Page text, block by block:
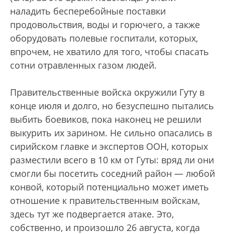
наладить бесперебойные поставки
продовольствия, воды и горючего, а также
оборудовать полевые госпитали, которых,
впрочем, не хватило для того, чтобы спасать
сотни отравленных газом людей.
Правительственные войска окружили Гуту в
конце июля и долго, но безуспешно пытались
выбить боевиков, пока наконец не решили
выкурить их зарином. Не сильно опасались в
сирийском главке и экспертов ООН, которых
разместили всего в 10 км от Гуты: вряд ли они
смогли бы посетить соседний район — любой
конвой, который потенциально может иметь
отношение к правительственным войскам,
здесь тут же подвергается атаке. Это,
собственно, и произошло 26 августа, когда